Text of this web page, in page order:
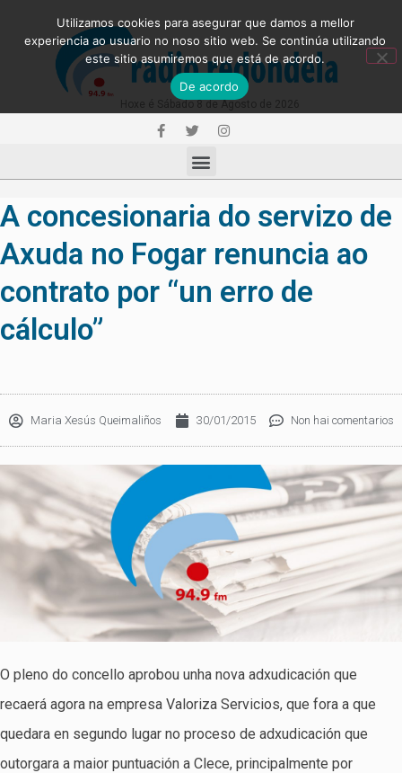
A concesionaria do servizo de
Axuda no Fogar renuncia ao
contrato por “un erro de
cálculo”
Maria Xesús Queimaliños 30/01/2015 Non hai comentarios
O pleno do concello aprobou unha nova adxudicación que
recaerá agora na empresa Valoriza Servicios, que fora a que
quedara en segundo lugar no proceso de adxudicación que
outorgara a maior puntuación a Clece, principalmente por
Utilizamos cookies para asegurar que damos a mellor
experiencia ao usuario no noso sitio web. Se continúa utilizando
este sitio asumiremos que está de acordo.
De acordo